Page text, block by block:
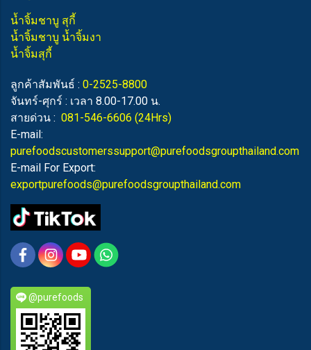
น้ำจิ้มชาบู สุกี้
น้ำจิ้มชาบู น้ำจิ้มงา
น้ำจิ้มสุกี้
ลูกค้าสัมพันธ์ : 0-2525-8800
จันทร์-ศุกร์ : เวลา 8.00-17.00 น.
สายด่วน : 081-546-6606 (24Hrs)
E-mail:
purefoodscustomerssupport@purefoodsgroupthailand.com
E-mail For Export:
exportpurefoods@purefoodsgroupthailand.com
@purefoods